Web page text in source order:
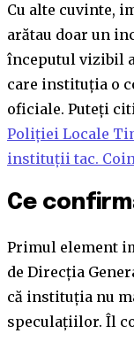
Cu alte cuvinte,
arătau doar un
începutul vizibil
care instituția o
oficiale. Puteți
Poliției Locale
instituții tac.
Ce
Primul element
de Direcția
că instituția nu
speculațiilor. Îl